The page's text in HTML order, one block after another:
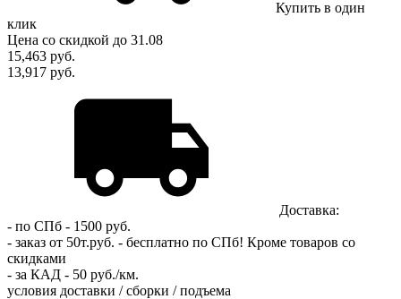
Купить в один
клик
Цена со скидкой до 31.08
15,463 руб.
13,917 руб.
Доставка:
- по СПб - 1500 руб.
- заказ от 50т.руб. - бесплатно по СПб! Кроме товаров со
скидками
- за КАД - 50 руб./км.
условия доставки / сборки / подъема